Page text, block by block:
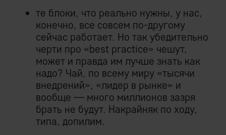
те блоки, что реально нужны, у нас,
конечно, все совсем по-другому
сейчас работает. Но так убедительно
черти про «best practice» чешут,
может и правда им лучше знать как
надо? Чай, по всему миру «тысячи
внедрений», «лидер в рынке» и
вообще — много миллионов зазря
брать не будут. Накрайняк по ходу,
типа, допилим.